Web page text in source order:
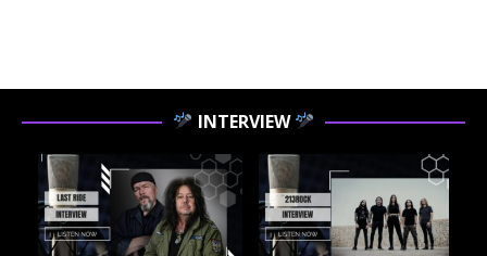
INTERVIEW